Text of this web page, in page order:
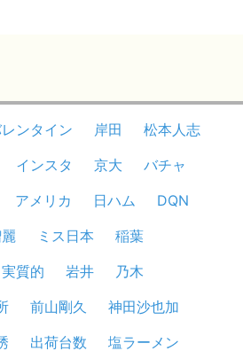
ンタイン 岸田
松本人志
インスタ 京大
バチャ
アメリカ 日ハム
DQN
ミス日本
稲葉
実質的 岩井
乃木
前山剛久
神田沙也加
出荷台数
塩ラーメン